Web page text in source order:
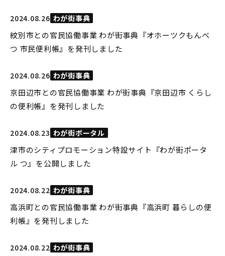
2024.08.26 わが街事典
紋別市との官民協働事業 わが街事典『オホーツクもんべ
つ 市民便利帳』を発刊しました
2024.08.26 わが街事典
京田辺市との官民協働事業 わが街事典『京田辺市 くらし
の便利帳』を発刊しました
2024.08.23 わが街ポータル
津市のシティプロモーション特設サイト『わが街ポータ
ル つ』を公開しました
2024.08.22 わが街事典
高浜町との官民協働事業 わが街事典『高浜町 暮らしの便
利帳』を発刊しました
2024.08.22 わが街事典